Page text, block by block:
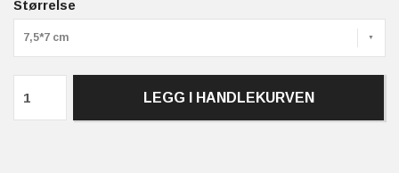
Størrelse
7,5*7 cm
LEGG I HANDLEKURVEN